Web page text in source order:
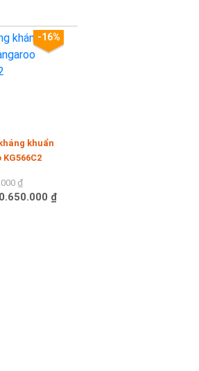
-16%
khuẩn
₫
₫